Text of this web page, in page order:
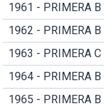
1961 - PRIMERA B
1962 - PRIMERA B
1963 - PRIMERA C
1964 - PRIMERA B
1965 - PRIMERA B